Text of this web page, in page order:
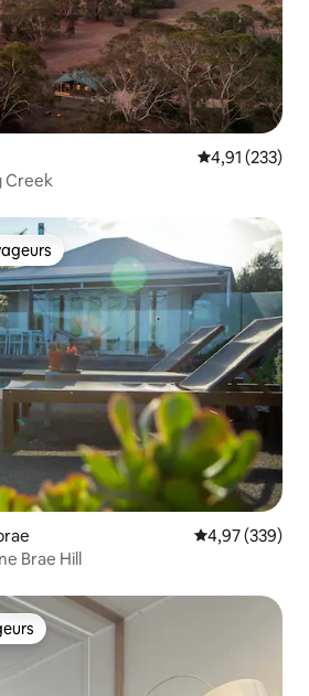
Évaluation
4,91 (233)
Creek
les plus appréciés
Évaluation
4,97 (339)
la ferme Brae Hill